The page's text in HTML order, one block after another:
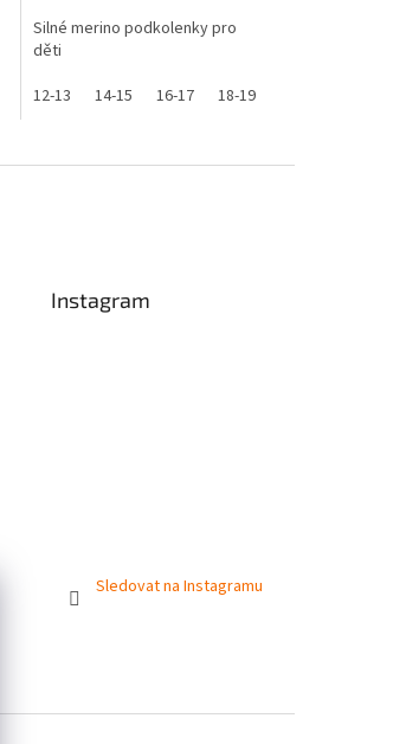
Silné merino podkolenky pro
děti
12-13
14-15 16-17 18-19
Instagram
Sledovat na Instagramu